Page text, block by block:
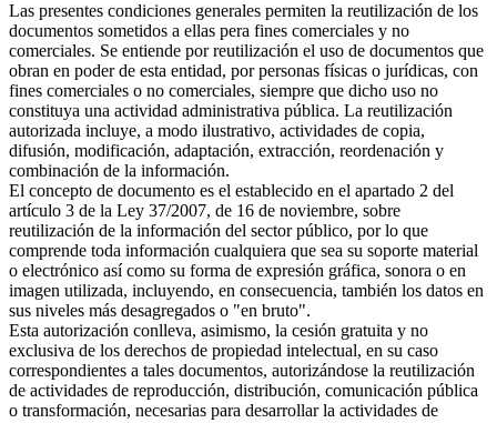
Las presentes condiciones generales permiten la reutilización de los
documentos sometidos a ellas pera fines comerciales y no
comerciales. Se entiende por reutilización el uso de documentos que
obran en poder de esta entidad, por personas físicas o jurídicas, con
fines comerciales o no comerciales, siempre que dicho uso no
constituya una actividad administrativa pública. La reutilización
autorizada incluye, a modo ilustrativo, actividades de copia,
difusión, modificación, adaptación, extracción, reordenación y
combinación de la información.
El concepto de documento es el establecido en el apartado 2 del
artículo 3 de la Ley 37/2007, de 16 de noviembre, sobre
reutilización de la información del sector público, por lo que
comprende toda información cualquiera que sea su soporte material
o electrónico así como su forma de expresión gráfica, sonora o en
imagen utilizada, incluyendo, en consecuencia, también los datos en
sus niveles más desagregados o "en bruto".
Esta autorización conlleva, asimismo, la cesión gratuita y no
exclusiva de los derechos de propiedad intelectual, en su caso
correspondientes a tales documentos, autorizándose la reutilización
de actividades de reproducción, distribución, comunicación pública
o transformación, necesarias para desarrollar la actividades de